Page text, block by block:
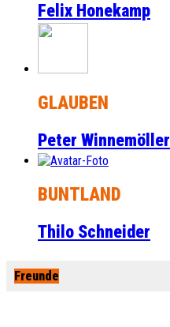
Felix Honekamp
GLAUBEN
Peter Winnemöller
BUNTLAND
Thilo Schneider
Freunde